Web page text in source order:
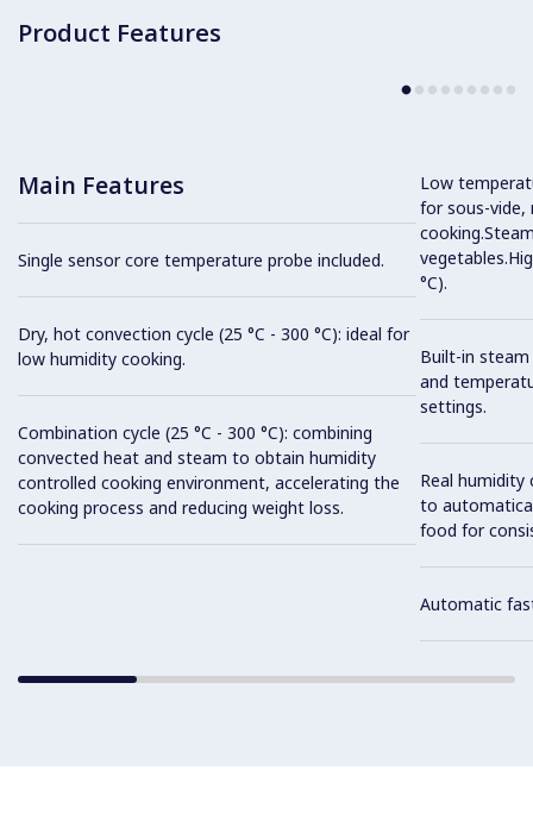
Product Features
Main Features
Single sensor core temperature probe included.
Dry, hot convection cycle (25 °C - 300 °C): ideal for
low humidity cooking.
Combination cycle (25 °C - 300 °C): combining
convected heat and steam to obtain humidity
controlled cooking environment, accelerating the
cooking process and reducing weight loss.
Low
for sous-vide,
°C).
Built-in
and
settings.
Real humidity
to
food for
Automatic